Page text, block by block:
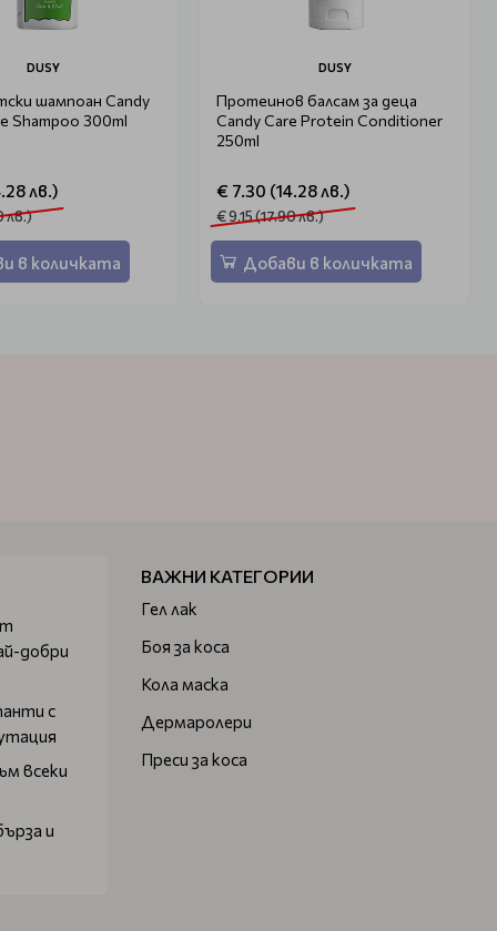
DUSY
шампоан Candy
Shampoo 300ml
лв.)
лв.)
в количката
DUSY
Протеинов балсам за деца
Candy Care Protein Conditioner
250ml
€ 7.30 (14.28 лв.)
€ 9.15 (17.90 лв.)
Добави в количката
добри
с
всеки
и
ВАЖНИ КАТЕГОРИИ
Гел лак
Боя за коса
Кола маска
Дермаролери
Преси за коса